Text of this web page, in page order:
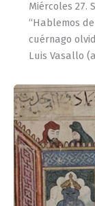
Miércoles 27.
“Hablemos
cuérnago
Luis Vasallo